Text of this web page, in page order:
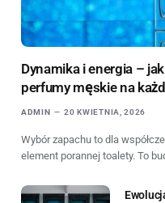
Dynamika i energia –
perfumy męskie na
ADMIN 20 KWIETNIA, 2026
Wybór zapachu to dla
element porannej toalety. To